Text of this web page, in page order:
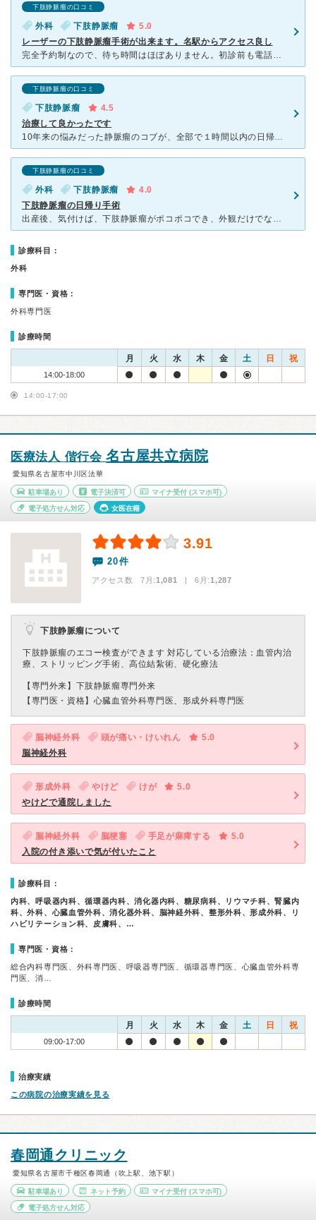
下肢静脈瘤の口コミ
外科 下肢静脈瘤
5.0
レーザーの下肢静脈瘤手術が出来ます。名駅からアクセス良し
完全予約制なので、待ち時間はほぼありません。初診前も電話にて予約です。 入院がしたくなく、日帰り手術のレーザー治療を望んでいたのと、名古屋駅からはユニモールの地下街を歩いて、出口を出てすぐという立地
下肢静脈瘤の口コミ
下肢静脈瘤
4.5
治療して良かったです
10年来の悩みだった静脈瘤のコブが、全部で１時間以内の日帰りオペで治りました。術後出血も痛みもなく過ごせています。内出血はしばらく残るでしょうが傷跡は殆どありません。私のように長年悩まず足のだるさや痒
下肢静脈瘤の口コミ
外科 下肢静脈瘤
4.0
下肢静脈瘤の日帰り手術
出産後、気付けば、下肢静脈瘤がポコポコでき、外観だけでなく、足のむくみや 倦怠感、夜中のこむらがえりなど数々悩まされてきました。近所の市民病院で受診しましたが、「たいしたことないので様子見」といわれ
診療科目：
外科
専門医・資格：
外科専門医
診療時間
月 火 水 木 金 土 日 祝
14:00-18:00
14:00-17:00
医療法人 偕行会名古屋共立病院
愛知県名古屋市中川区法華
駐車場あり 電子決済可 マイナ受付 (スマホ可)
電子処方せん対応 女医在籍
3.91
20件
アクセス数 7月:1,081 | 6月:1,287
下肢静脈瘤について
下肢静脈瘤のエコー検査ができます 対応している治療法：血管内治
療、ストリッピング手術、高位結紮術、硬化療法
【専門外来】 下肢静脈瘤専門外来
【専門医・資格】 心臓血管外科専門医、形成外科専門医
脳神経外科 頭が痛い・けいれん
5.0
脳神経外科
形成外科 やけど けが
5.0
やけどで通院しました
脳神経外科 脳梗塞 手足が麻痺する
5.0
入院の付き添いで気が付いたこと
診療科目：
内科、呼吸器内科、循環器内科、消化器内科、糖尿病科、リウマチ科、腎臓内
科、外科、心臓血管外科、消化器外科、脳神経外科、整形外科、形成外科、リ
ハビリテーション科、皮膚科、…
専門医・資格：
総合内科専門医、外科専門医、呼吸器専門医、循環器専門医、心臓血管外科専
門医、消…
診療時間
月 火 水 木 金 土 日 祝
09:00-17:00
治療実績
この病院の治療実績を見る
春岡通クリニック
愛知県名古屋市千種区春岡通（吹上駅、池下駅）
駐車場あり ネット予約 マイナ受付 (スマホ可)
電子処方せん対応